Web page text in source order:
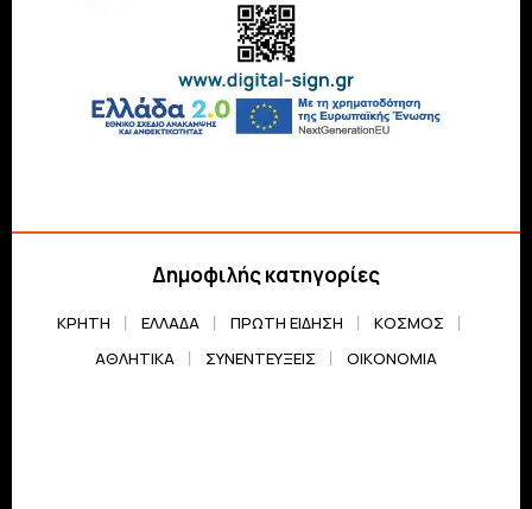
Δημοφιλής κατηγορίες
ΚΡΗΤΗ ΕΛΛΆΔΑ ΠΡΏΤΗ ΕΊΔΗΣΗ
ΚΌΣΜΟΣ
ΑΘΛΗΤΙΚΆ
ΣΥΝΕΝΤΕΎΞΕΙΣ ΟΙΚΟΝΟΜΊΑ